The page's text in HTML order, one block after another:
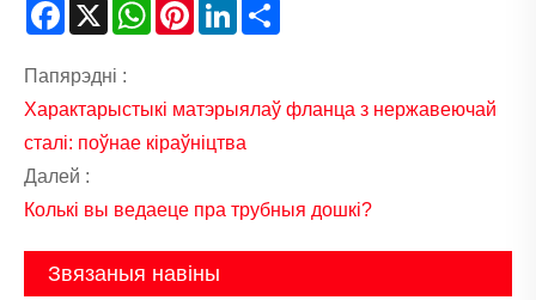
Facebook
X WhatsAppPinterestLinkedIn
Папярэдні :
Характарыстыкі матэрыялаў фланца з нержавеючай
сталі: поўнае кіраўніцтва
Далей :
Колькі вы ведаеце пра трубныя дошкі?
Звязаныя навіны